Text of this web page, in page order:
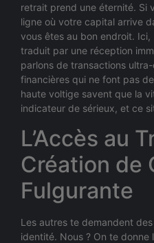
retrait prend une éternité. Si
ligne où votre capital arrive
vous êtes au bon endroit.
traduit par une réception
parlons de transactions
financières qui ne font pas
haute voltige savent que la
indicateur de sérieux, et ce
L’Accès au
Création de
Fulgurante
Les autres te demandent
identité. Nous ? On te donne